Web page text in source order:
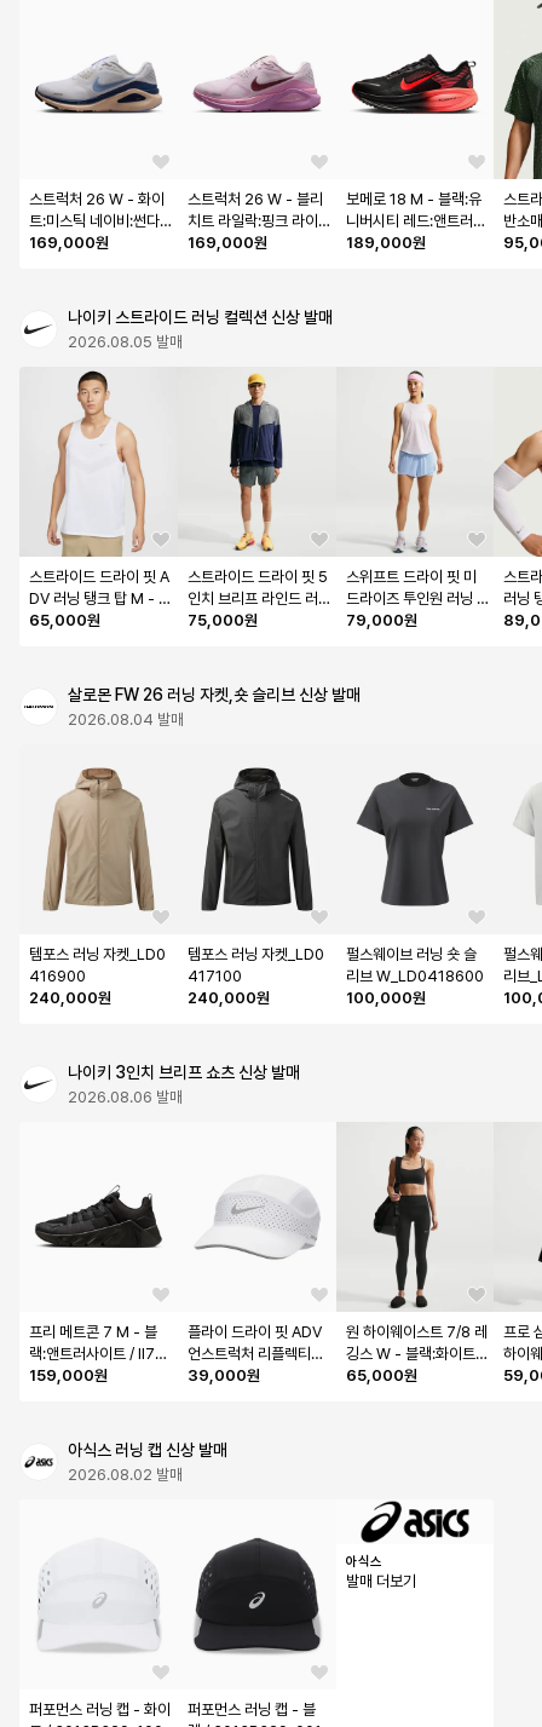
스트럭처 26 W - 화이
트:미스틱 네이비:썬다
이얼:알루미늄 / HJ110
169,000원
스트럭처 26 W - 블리
치트 라일락:핑크 라이
즈:라이트 마젠타:핑크
169,000원
보메로 18 M - 블랙:유
니버시티 레드:앤트러사
이트:브라이트 크림슨 /
189,000원
스트
반소
랙:라
나이키 스트라이드 러닝 컬렉션 신상 발매
2026.08.05 발매
스트라이드 드라이 핏 A
DV 러닝 탱크 탑 M - 화
이트 / HV5211-100
65,000원
스트라이드 드라이 핏 5
인치 브리프 라인드 러
닝 쇼츠 M - 스모크 그
75,000원
스위프트 드라이 핏 미
드라이즈 투인원 러닝
쇼츠 W - 알루미늄:그리
79,000원
스트
러닝
I:세
살로몬 FW 26 러닝 자켓,숏 슬리브 신상 발매
2026.08.04 발매
템포스 러닝 자켓_LD0
416900
240,000원
템포스 러닝 자켓_LD0
417100
240,000원
펄스웨이브 러닝 숏 슬
리브 W_LD0418600
100,000원
펄스
리브
나이키 3인치 브리프 쇼츠 신상 발매
2026.08.06 발매
프리 메트콘 7 M - 블
랙:앤트러사이트 / II74
05-001
159,000원
플라이 드라이 핏 ADV
언스트럭처 리플렉티브
캡 - 화이트:앤트러사이
39,000원
원 하이웨이스트 7/8 레
깅스 W - 블랙:화이트 /
IO0580-010
65,000원
프로
하이
이커
아식스 러닝 캡 신상 발매
2026.08.02 발매
퍼포먼스 러닝 캡 - 화이
퍼포먼스 러닝 캡 - 블
아식스
발매 더보기